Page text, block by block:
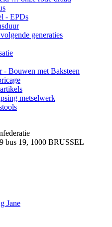
- EPDs
generaties
- Bouwen met Baksteen
metselwerk
bus 19, 1000 BRUSSEL
Jane